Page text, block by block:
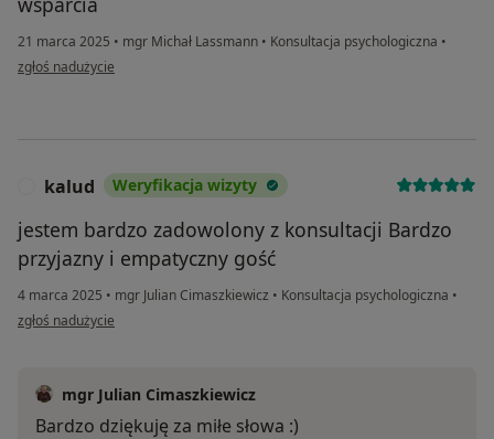
21 marca 2025 • mgr Michał Lassmann • Konsultacja psychologiczna •
w opinii użytkownika Elwira
zgłoś nadużycie
kalud Weryfikacja wizyty
jestem bardzo zadowolony z konsultacji Bardzo
przyjazny i empatyczny gość
4 marca 2025 • mgr Julian Cimaszkiewicz • Konsultacja psychologiczna •
w opinii użytkownika kalud
zgłoś nadużycie
mgr Julian Cimaszkiewicz
Bardzo dziękuję za miłe słowa :)